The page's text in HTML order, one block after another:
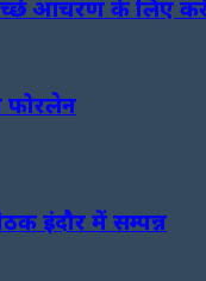
आचरण के लिए
फोरलेन
इंदौर में सम्पन्न